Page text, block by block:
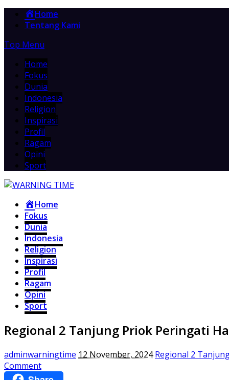
Home
Tentang Kami
Top Menu
Home
Fokus
Dunia
Indonesia
Religion
Inspirasi
Profil
Ragam
Opini
Sport
Home
Fokus
Dunia
Indonesia
Religion
Inspirasi
Profil
Ragam
Opini
Sport
Regional 2 Tanjung Priok Peringati
adminwarningtime 12 November, 2024 Regional 2
Comment